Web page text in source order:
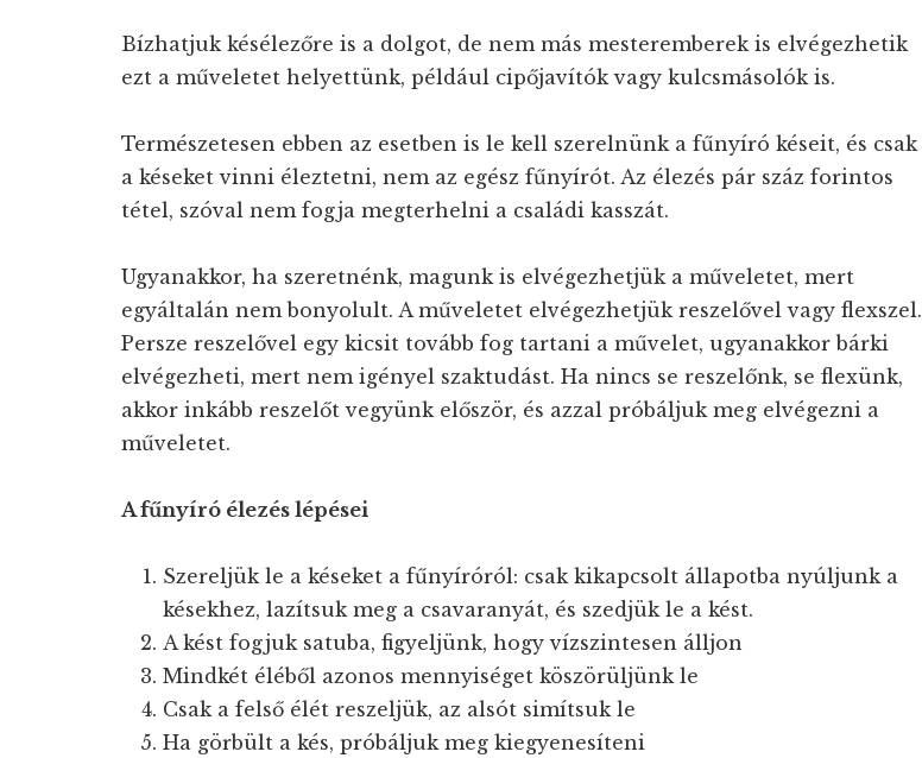
Bízhatjuk késélezőre is a dolgot, de nem más mesteremberek is elvégezhetik
ezt a műveletet helyettünk, például cipőjavítók vagy kulcsmásolók is.
Természetesen ebben az esetben is le kell szerelnünk a fűnyíró késeit, és csak
a késeket vinni éleztetni, nem az egész fűnyírót. Az élezés pár száz forintos
tétel, szóval nem fogja megterhelni a családi kasszát.
Ugyanakkor, ha szeretnénk, magunk is elvégezhetjük a műveletet, mert
egyáltalán nem bonyolult. A műveletet elvégezhetjük reszelővel vagy flexszel.
Persze reszelővel egy kicsit tovább fog tartani a művelet, ugyanakkor bárki
elvégezheti, mert nem igényel szaktudást. Ha nincs se reszelőnk, se flexünk,
akkor inkább reszelőt vegyünk először, és azzal próbáljuk meg elvégezni a
műveletet.
A fűnyíró élezés lépései
Szereljük le a késeket a fűnyíróról: csak kikapcsolt állapotba nyúljunk a
késekhez, lazítsuk meg a csavaranyát, és szedjük le a kést.
A kést fogjuk satuba, figyeljünk, hogy vízszintesen álljon
Mindkét éléből azonos mennyiséget köszörüljünk le
Csak a felső élét reszeljük, az alsót simítsuk le
Ha görbült a kés, próbáljuk meg kiegyenesíteni